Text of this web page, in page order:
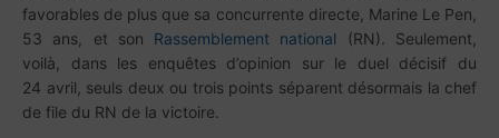
favorables de plus que sa concurrente directe, Marine Le Pen,
53 ans, et son Rassemblement national (RN). Seulement,
voilà, dans les enquêtes d’opinion sur le duel décisif du
24 avril, seuls deux ou trois points séparent désormais la chef
de file du RN de la victoire.